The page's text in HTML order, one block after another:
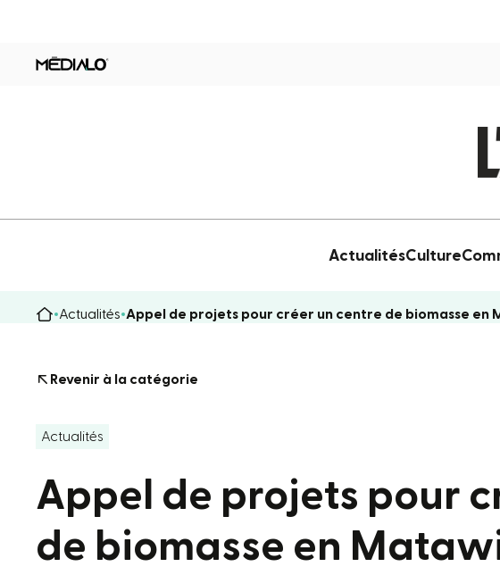
ActualitésCulture
Actualités Appel de projets pour créer un centre de biomasse en
Revenir à la catégorie
Actualités
Appel de projets pour
de biomasse en